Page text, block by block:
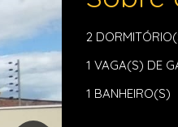
2
1 VAGA(S) DE
1 BANHEIRO(S)